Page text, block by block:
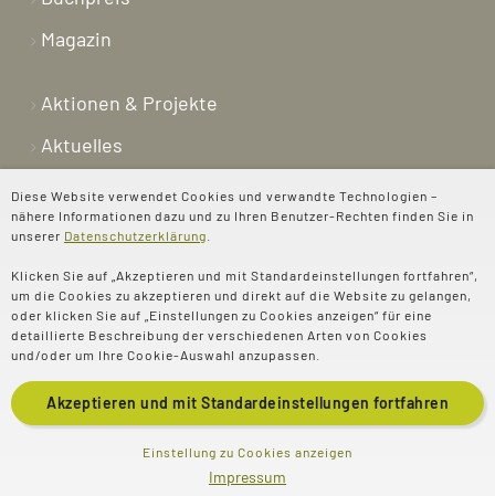
Diese Website verwendet Cookies und verwandte Technologien –
nähere Informationen dazu und zu Ihren Benutzer-Rechten finden Sie in
unserer Datenschutzerklärung
Klicken Sie auf „Akzeptieren und mit Standardeinstellungen fortfahren“,
um die Cookies zu akzeptieren und direkt auf die Website zu gelangen,
oder klicken Sie auf „Einstellungen zu Cookies anzeigen“ für eine
detaillierte Beschreibung der verschiedenen Arten von Cookies
und/oder um Ihre Cookie-Auswahl anzupassen.
Akzeptieren und mit Standardeinstellungen fortfahren
Einstellung zu Cookies anzeigen
Impressum
Magazin
Aktionen & Projekte
Aktuelles
Newsletter
Shop
Kontakt
Über uns
Spenden
© 2025 Evangelisches
Impressum